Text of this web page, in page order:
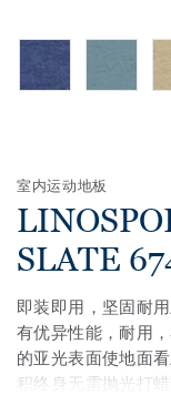
室内运动地板
SLATE
即装即用，坚固耐
有优异性能，耐用
的亚光表面使地面
积终身无需抛光打